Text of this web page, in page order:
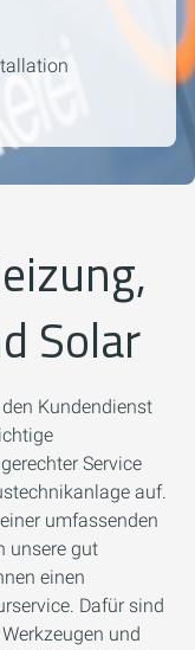
Solar
Kundendienst
Service
auf.
umfassenden
unsere gut
einen
Dafür sind
und